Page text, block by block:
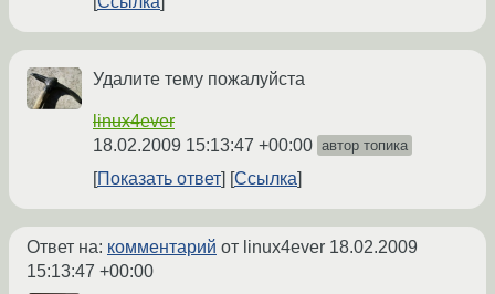
Удалите тему пожалуйста
linux4ever
18.02.2009 15:13:47 +00:00 автор топика
Показать ответ Ссылка
Ответ на: комментарий от linux4ever 18.02.2009
15:13:47 +00:00